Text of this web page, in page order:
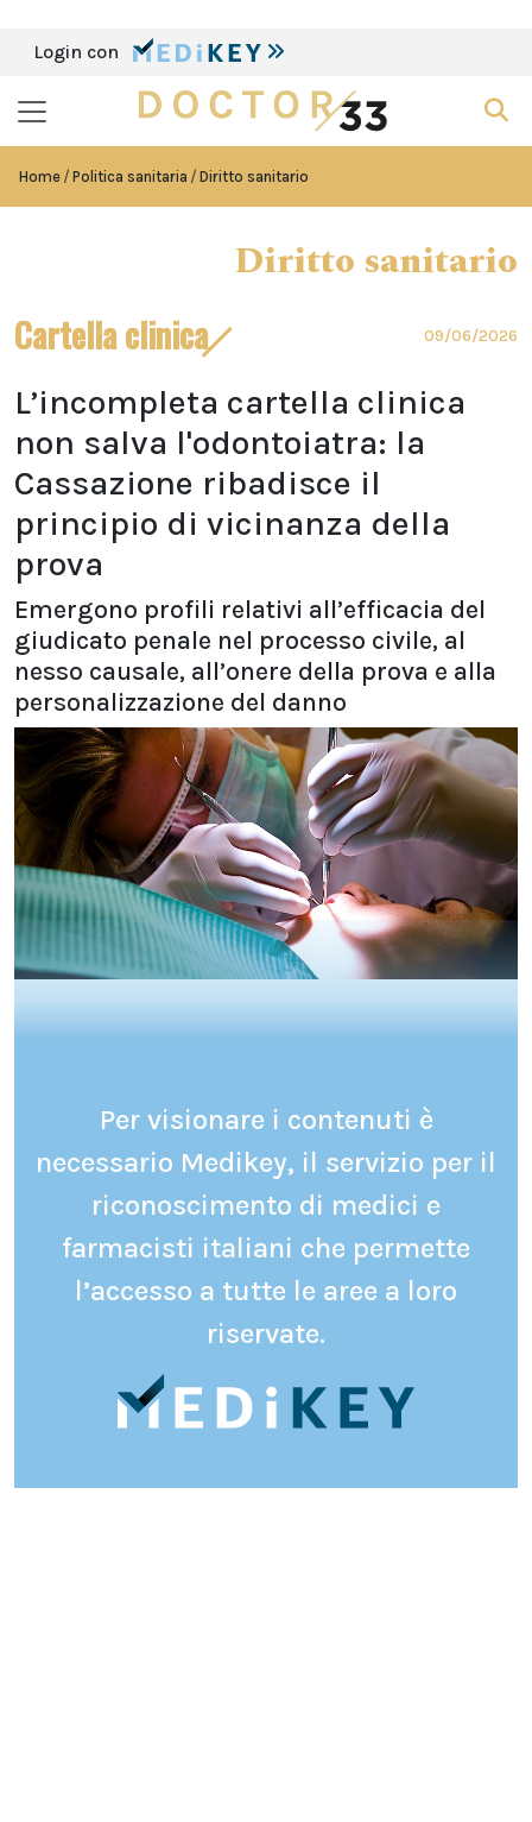
Login con
Home Politica sanitaria Diritto sanitario
Diritto sanitario
Cartella clinica 09/06/2026
L’incompleta cartella clinica
non salva l'odontoiatra: la
Cassazione ribadisce il
principio di vicinanza della
prova
Emergono profili relativi all’efficacia del
giudicato penale nel processo civile, al
nesso causale, all’onere della prova e alla
personalizzazione del danno
Per visionare i contenuti è
necessario Medikey, il servizio per il
riconoscimento di medici e
farmacisti italiani che permette
l’accesso a tutte le aree a loro
riservate.